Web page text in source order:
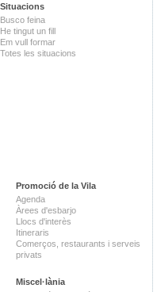
Situacions
Busco feina
He tingut un fill
Em vull formar
Totes les situacions
Promoció de la Vila
Agenda
Àrees d'esbarjo
Llocs d'interès
Itineraris
Comerços, restaurants i serveis
privats
Miscel·lània